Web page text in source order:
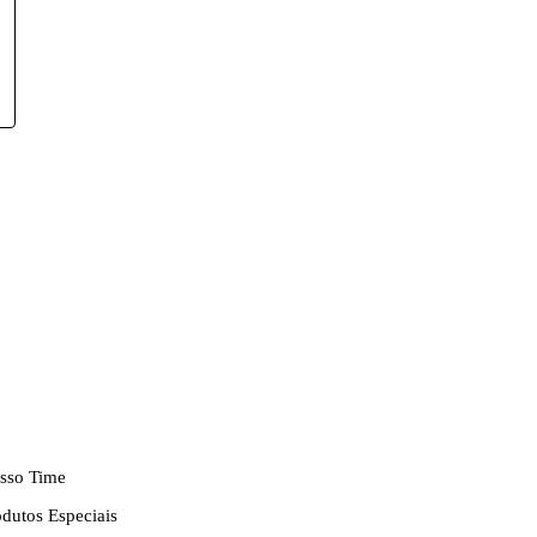
Time
Especiais